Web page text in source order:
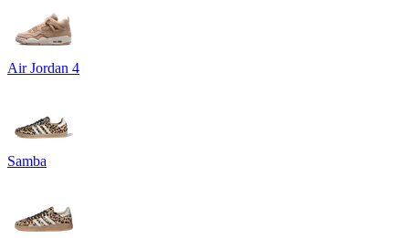
Air Jordan 4
Samba